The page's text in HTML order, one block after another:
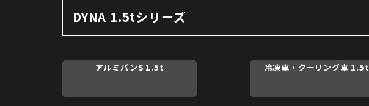
DYNA 1.5tシリーズ
アルミバンS 1.5t 冷凍車・クーリング車 1.5t